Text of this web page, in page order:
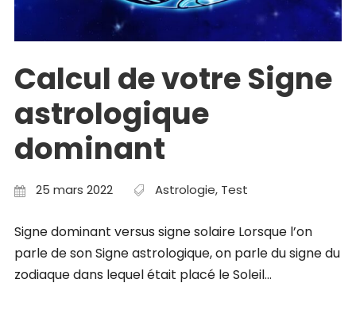
Calcul de votre Signe
astrologique
dominant
25 mars 2022 Astrologie, Test
Signe dominant versus signe solaire Lorsque l’on
parle de son Signe astrologique, on parle du signe du
zodiaque dans lequel était placé le Soleil...